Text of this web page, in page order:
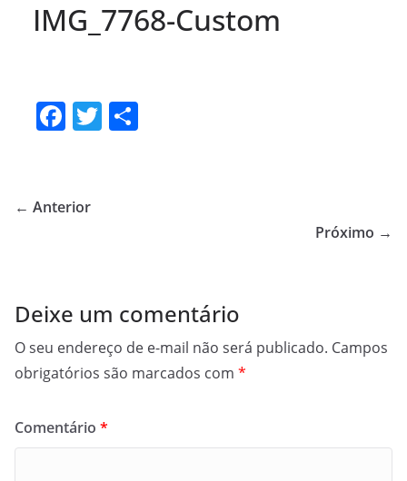
IMG_7768-Custom
F
e
k
T
← Anterior
Próximo →
Deixe um comentário
O seu endereço de e-mail não será publicado. Campos
obrigatórios são marcados com *
Comentário *